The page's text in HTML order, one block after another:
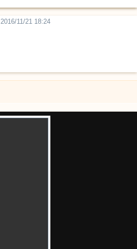
2016/11/21 18:24